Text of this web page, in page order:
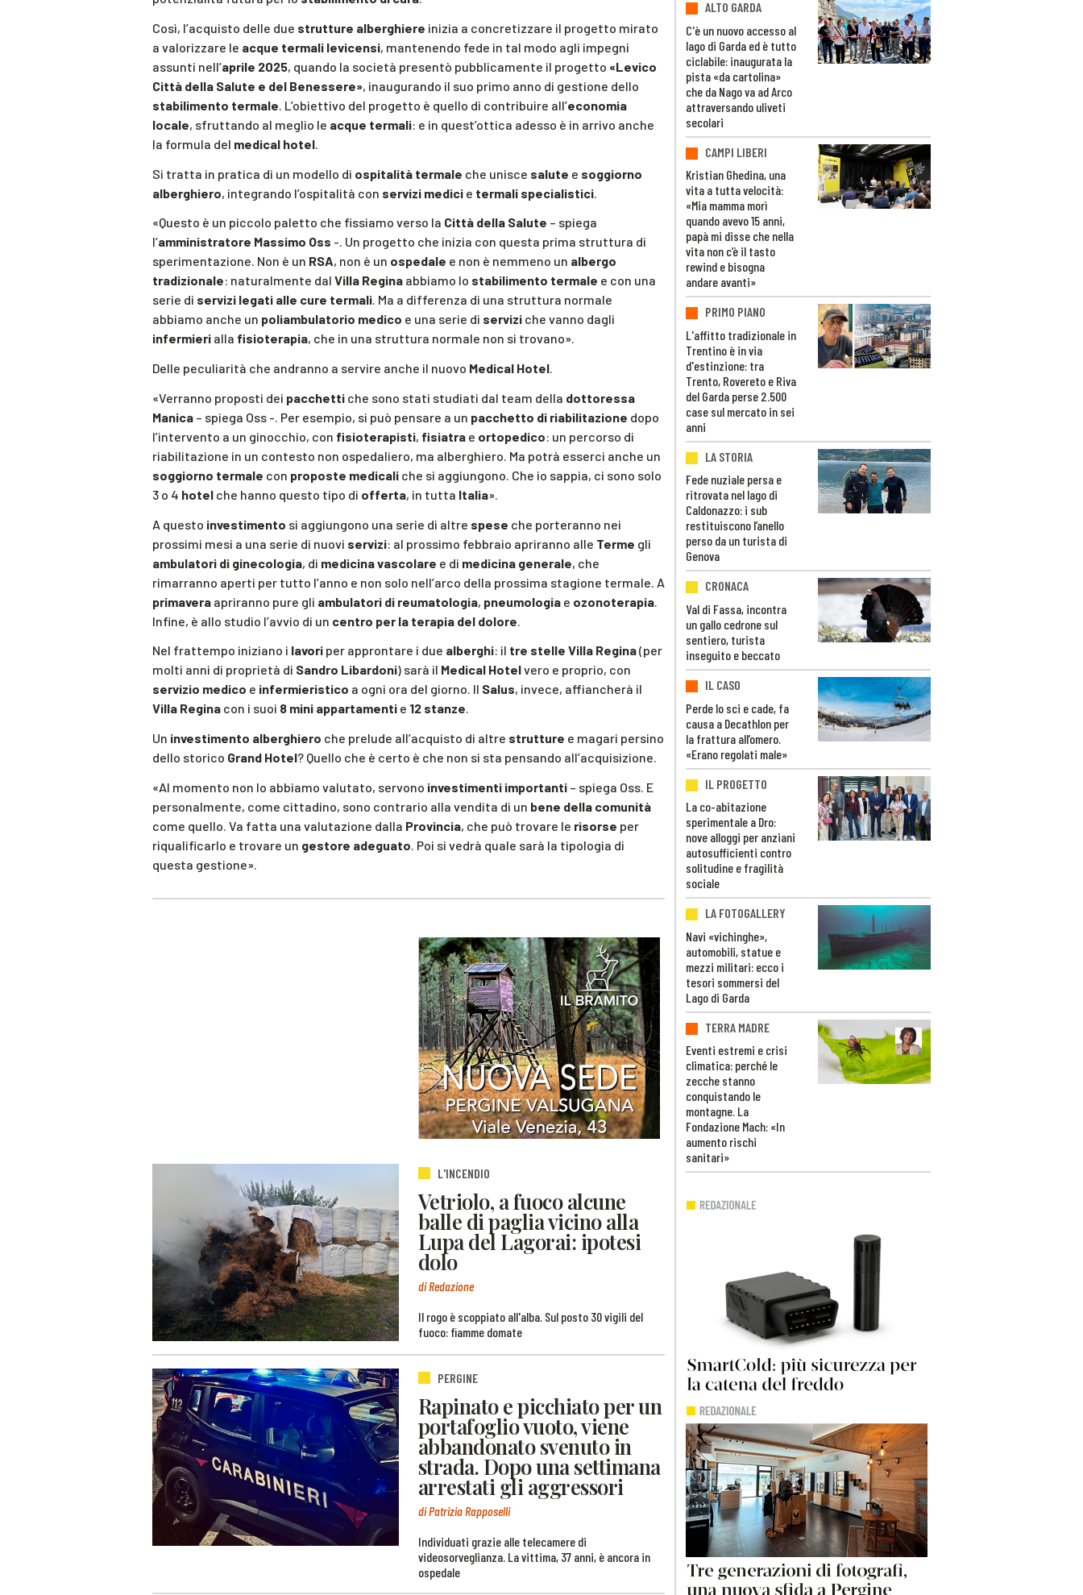
Così, l’acquisto delle due strutture alberghiere inizia a concretizzare il progetto mirato
a valorizzare le acque termali levicensi, mantenendo fede in tal modo agli impegni
assunti nell’aprile 2025, quando la società presentò pubblicamente il progetto «Levico
Città della Salute e del Benessere», inaugurando il suo primo anno di gestione dello
stabilimento termale . L’obiettivo del progetto è quello di contribuire all’economia
locale, sfruttando al meglio le acque termali: e in quest’ottica adesso è in arrivo anche
la formula del medical hotel
Si tratta in pratica di un modello di ospitalità termale che unisce salute e soggiorno
alberghiero, integrando l’ospitalità con servizi medici e termali specialistici
«Questo è un piccolo paletto che fissiamo verso la Città della Salute – spiega
l’amministratore Massimo Oss -. Un progetto che inizia con questa prima struttura di
sperimentazione. Non è un RSA, non è un ospedale e non è nemmeno un albergo
tradizionale: naturalmente dal Villa Regina abbiamo lo stabilimento termale e con una
serie di servizi legati alle cure termali. Ma a differenza di una struttura normale
abbiamo anche un poliambulatorio medico e una serie di servizi che vanno dagli
infermieri alla fisioterapia, che in una struttura normale non si trovano».
Delle peculiarità che andranno a servire anche il nuovo Medical Hotel.
«Verranno proposti dei pacchetti che sono stati studiati dal team della dottoressa
Manica – spiega Oss -. Per esempio, si può pensare a un pacchetto di riabilitazione dopo
l’intervento a un ginocchio, con fisioterapisti, fisiatra e ortopedico: un percorso di
riabilitazione in un contesto non ospedaliero, ma alberghiero. Ma potrà esserci anche un
soggiorno termale con proposte medicali che si aggiungono. Che io sappia, ci sono solo
3 o 4 hotel che hanno questo tipo di offerta, in tutta Italia».
A questo investimento si aggiungono una serie di altre spese che porteranno nei
prossimi mesi a una serie di nuovi servizi: al prossimo febbraio apriranno alle Terme gli
ambulatori di ginecologia, di medicina vascolare e di medicina generale, che
rimarranno aperti per tutto l’anno e non solo nell’arco della prossima stagione termale. A
primavera apriranno pure gli ambulatori di reumatologia, pneumologia e ozonoterapia
Infine, è allo studio l’avvio di un centro per la terapia del dolore
Nel frattempo iniziano i lavori per approntare i due alberghi: il tre stelle Villa Regina(per
molti anni di proprietà di Sandro Libardoni) sarà il Medical Hotelvero e proprio, con
servizio medico e infermieristico a ogni ora del giorno. Il Salus, invece, affiancherà il
Villa Regina con i suoi 8 mini appartamenti e 12 stanze.
Un investimento alberghiero che prelude all’acquisto di altre strutture e magari persino
dello storico Grand Hotel? Quello che è certo è che non si sta pensando all’acquisizione.
«Al momento non lo abbiamo valutato, servono investimenti importanti – spiega Oss. E
personalmente, come cittadino, sono contrario alla vendita di un bene della comunità
come quello. Va fatta una valutazione dalla Provincia, che può trovare le risorse per
riqualificarlo e trovare un gestore adeguato. Poi si vedrà quale sarà la tipologia di
questa gestione».
L'INCENDIO
Vetriolo, a fuoco alcune
balle di paglia vicino alla
Lupa del Lagorai: ipotesi
dolo
di Redazione
Il rogo è scoppiato all'alba. Sul posto 30 vigili del
fuoco: fiamme domate
PERGINE
Rapinato e picchiato per un
portafoglio vuoto, viene
abbandonato svenuto in
strada. Dopo una settimana
arrestati gli aggressori
di Patrizia Rapposelli
Individuati grazie alle telecamere di
videosorveglianza. La vittima, 37 anni, è ancora in
ospedale
ALTO GARDA
C'è un nuovo accesso al
lago di Garda ed è tutto
ciclabile: inaugurata la
pista «da cartolina»
che da Nago va ad Arco
attraversando uliveti
secolari
CAMPI LIBERI
Kristian Ghedina, una
vita a tutta velocità:
«Mia mamma morì
quando avevo 15 anni,
papà mi disse che nella
vita non c’è il tasto
rewind e bisogna
andare avanti»
PRIMO PIANO
L'affitto tradizionale in
Trentino è in via
d'estinzione: tra
Trento, Rovereto e Riva
del Garda perse 2.500
case sul mercato in sei
anni
LA STORIA
Fede nuziale persa e
ritrovata nel lago di
Caldonazzo: i sub
restituiscono l’anello
perso da un turista di
Genova
CRONACA
Val di Fassa, incontra
un gallo cedrone sul
sentiero, turista
inseguito e beccato
IL CASO
Perde lo sci e cade, fa
causa a Decathlon per
la frattura all’omero.
«Erano regolati male»
IL PROGETTO
La co-abitazione
sperimentale a Dro:
nove alloggi per anziani
autosufficienti contro
solitudine e fragilità
sociale
LA FOTOGALLERY
Navi «vichinghe»,
automobili, statue e
mezzi militari: ecco i
tesori sommersi del
Lago di Garda
TERRA MADRE
Eventi estremi e crisi
climatica: perché le
zecche stanno
conquistando le
montagne. La
Fondazione Mach: «In
aumento rischi
sanitari»